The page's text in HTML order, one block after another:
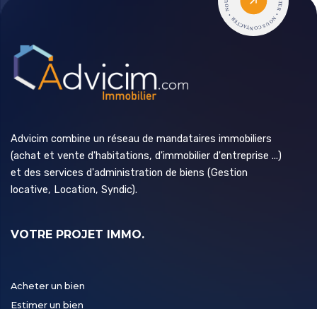
Advicim combine un réseau de mandataires immobiliers
(achat et vente d'habitations, d'immobilier d'entreprise ...)
et des services d'administration de biens (Gestion
locative, Location, Syndic).
VOTRE PROJET IMMO.
Acheter un bien
Estimer un bien